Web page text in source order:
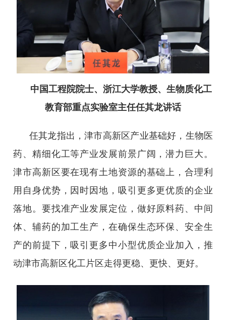
中国工程院院士、浙江大学教授、生物质化工
教育部重点实验室主任任其龙讲话
任其龙指出，津市高新区产业基础好，生物医
药、精细化工等产业发展前景广阔，潜力巨大。
津市高新区要在现有土地资源的基础上，合理利
用自身优势，因时因地，吸引更多更优质的企业
落地。要找准产业发展定位，做好原料药、中间
体、辅药的加工生产，在确保生态环保、安全生
产的前提下，吸引更多中小型优质企业加入，推
动津市高新区化工片区走得更稳、更快、更好。